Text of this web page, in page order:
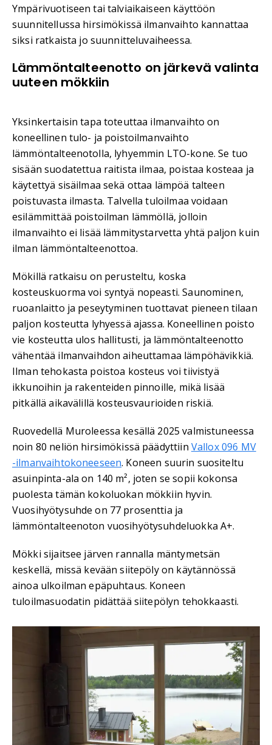
Ympärivuotiseen tai talviaikaiseen käyttöön
suunnitellussa hirsimökissä ilmanvaihto kannattaa
siksi ratkaista jo suunnitteluvaiheessa.
Lämmöntalteenotto on järkevä valinta
uuteen mökkiin
Yksinkertaisin tapa toteuttaa ilmanvaihto on
koneellinen tulo- ja poistoilmanvaihto
lämmöntalteenotolla, lyhyemmin LTO-kone. Se tuo
sisään suodatettua raitista ilmaa, poistaa kosteaa ja
käytettyä sisäilmaa sekä ottaa lämpöä talteen
poistuvasta ilmasta. Talvella tuloilmaa voidaan
esilämmittää poistoilman lämmöllä, jolloin
ilmanvaihto ei lisää lämmitystarvetta yhtä paljon kuin
ilman lämmöntalteenottoa.
Mökillä ratkaisu on perusteltu, koska
kosteuskuorma voi syntyä nopeasti. Saunominen,
ruoanlaitto ja peseytyminen tuottavat pieneen tilaan
paljon kosteutta lyhyessä ajassa. Koneellinen poisto
vie kosteutta ulos hallitusti, ja lämmöntalteenotto
vähentää ilmanvaihdon aiheuttamaa lämpöhävikkiä.
Ilman tehokasta poistoa kosteus voi tiivistyä
ikkunoihin ja rakenteiden pinnoille, mikä lisää
pitkällä aikavälillä kosteusvaurioiden riskiä.
Ruovedellä Muroleessa kesällä 2025 valmistuneessa
noin 80 neliön hirsimökissä päädyttiin Vallox 096 MV
-ilmanvaihtokoneeseen. Koneen suurin suositeltu
asuinpinta-ala on 140 m², joten se sopii kokonsa
puolesta tämän kokoluokan mökkiin hyvin.
Vuosihyötysuhde on 77 prosenttia ja
lämmöntalteenoton vuosihyötysuhdeluokka A+.
Mökki sijaitsee järven rannalla mäntymetsän
keskellä, missä kevään siitepöly on käytännössä
ainoa ulkoilman epäpuhtaus. Koneen
tuloilmasuodatin pidättää siitepölyn tehokkaasti.